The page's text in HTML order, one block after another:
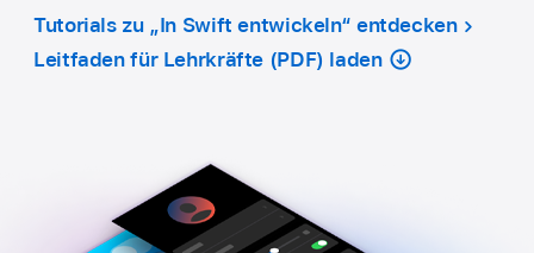
Tutorials zu „In Swift entwickeln“ entdecken
Leitfaden für Lehrkräfte (PDF) laden